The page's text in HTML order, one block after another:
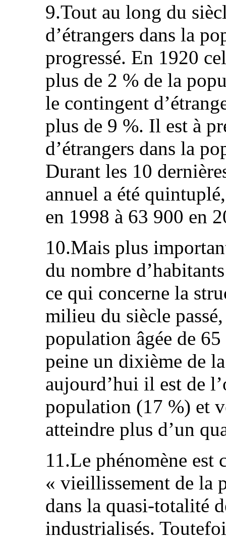
9.Tout au long du
d’étrangers dans la
progressé. En 1920
plus de 2 % de la
le contingent
plus de 9 %. Il est à
d’étrangers dans la
Durant les 10
annuel a été
en 1998 à 63 900 en
10.Mais plus
du nombre
ce qui concerne la
milieu du siècle
population âgée de
peine un dixième de
aujourd’hui il est de
population (17 %) et
atteindre plus d’un
11.Le phénomène est
« vieillissement de la
dans la quasi-totalité
industrialisés.